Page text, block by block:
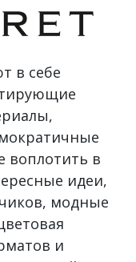
в себе
воплотить в
идеи,
модные
и